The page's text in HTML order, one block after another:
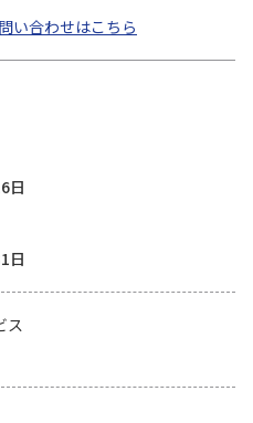
い合わせはこちら
日
日
ス